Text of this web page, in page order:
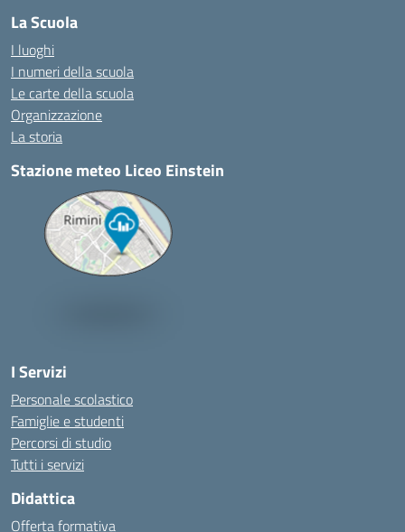
La Scuola
I luoghi
I numeri della scuola
Le carte della scuola
Organizzazione
La storia
Stazione meteo Liceo Einstein
I Servizi
Personale scolastico
Famiglie e studenti
Percorsi di studio
Tutti i servizi
Didattica
Offerta formativa